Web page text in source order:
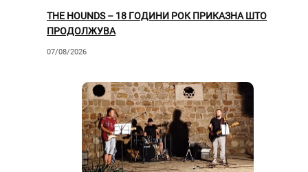
THE HOUNDS – 18 ГОДИНИ РОК ПРИКАЗНА ШТО
ПРОДОЛЖУВА
07/08/2026